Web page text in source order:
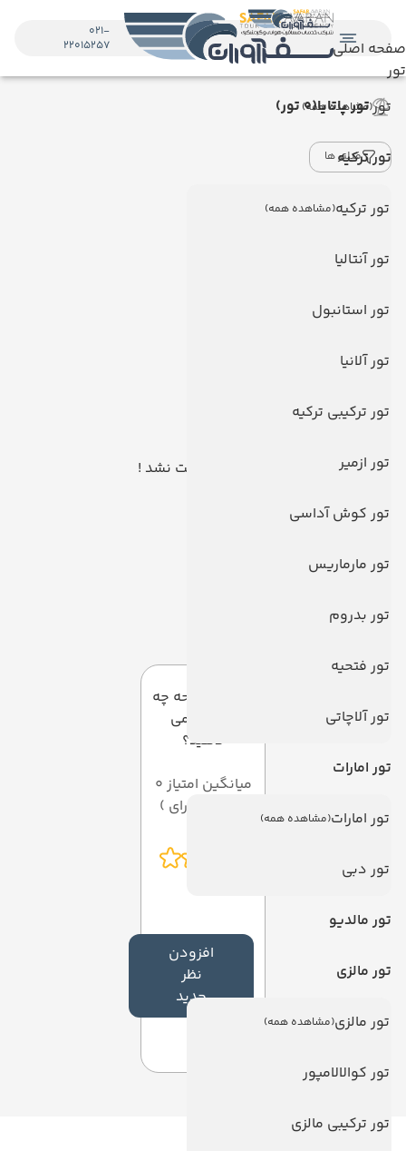
صفحه اصلی
تور
تور(مشاهده همه)
تور ترکیه
تور ترکیه(مشاهده همه)
تور آنتالیا
تور استانبول
تور آلانیا
تور ترکیبی ترکیه
تور ازمیر
تور کوش آداسی
تور مارماریس
تور بدروم
تور فتحیه
تور آلاچاتی
تور امارات
تور امارات(مشاهده همه)
تور دبی
تور مالدیو
تور مالزی
تور مالزی(مشاهده همه)
تور کوالالامپور
تور ترکیبی مالزی
021-
22015257
تور پاتایا(0 تور)
فیلتر ها
هیچ توری یافت نشد !
به این صفحه چه
امتیازی می
دهید؟
میانگین امتیاز 0
افزودن
نظر
جدید